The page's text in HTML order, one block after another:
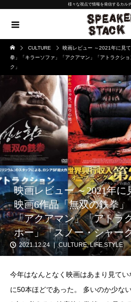
様々な視点で情報を発信するカル
CULTURE
映画レビュー ～2021年に見
拳」「キラーソファ」「アクアマン」「アトラクシ
ク」
映画レビュー ～2021年
映画6作品「無双の鉄拳
「アクアマン」「アトラ
ホー」「スノー・シャー
2021.12.24 CULTURE,LIFE STYLE
今年はなんとなく映画はあまり見て
に50本ほどであった。 多いのか少な